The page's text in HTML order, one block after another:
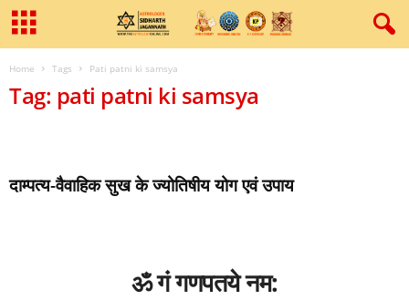
Home Tags Pati patni ki samsya
Tag: pati patni ki samsya
दाम्पत्य-वैवाहिक सुख के ज्‍योतिषीय योग एवं उपाय
ॐ गं गणपतये नम: